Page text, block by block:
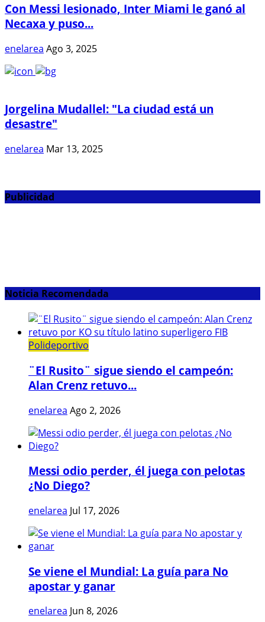
Con Messi lesionado, Inter Miami le ganó al
Necaxa y puso...
enelarea Ago 3, 2025
Jorgelina Mudallel: "La ciudad está un
desastre"
enelarea Mar 13, 2025
Publicidad
Noticia Recomendada
Polideportivo
¨El Rusito¨ sigue siendo el campeón:
Alan Crenz retuvo...
enelarea Ago 2, 2026
Messi odio perder, él juega con pelotas
¿No Diego?
enelarea Jul 17, 2026
Se viene el Mundial: La guía para No
apostar y ganar
enelarea Jun 8, 2026